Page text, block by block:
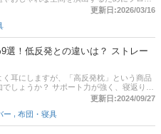
を敷くという方が増えています。この記
直置きできるマットレスのおすすめの商
トレス、直敷きマットレスとも呼ばれる
る湿気やカビ対策についても解説！通販
参考にしながら、快適なマットレスをみつ
更新日:2026/03/16
選！低反発との違いは？ ストレー
く耳にしますが、「高反発枕」という商品
しょうか？ サポート力が強く、寝返りを
すっきり起きられない方や起きたら肩や
クの方にはおすすめの枕となっていま
門家に話を伺い、高反発枕の選び方や、
紹介します。西川やマニフレックス、モ
更新日:2024/09/27
ー 布団・寝具